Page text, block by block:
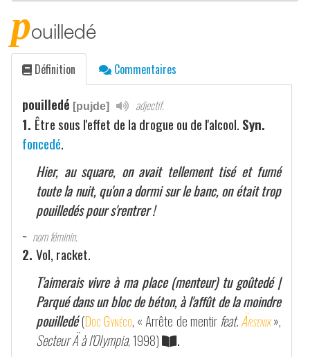
pouilledé
Définition Commentaires
pouilledé [pujde] adjectif.
1. Être sous l'effet de la drogue ou de l'alcool. Syn.
foncedé.
Hier, au square, on avait tellement tisé et fumé
toute la nuit, qu'on a dormi sur le banc, on était trop
pouilledés pour s'rentrer !
~ nom féminin.
2. Vol, racket.
T'aimerais vivre à ma place (menteur) tu goûtedé |
Parqué dans un bloc de béton, à l'affût de la moindre
pouilledé (Doc Gynéco, « Arrête de mentir feat.Ärsenik»,
Secteur Ä à l'Olympia, 1998) .